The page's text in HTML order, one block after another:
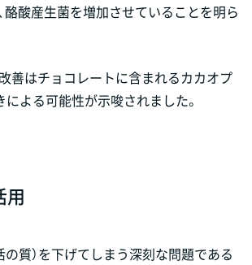
酪酸産生菌を増加させていることを明ら
善はチョコレートに含まれるカカオプ
による可能性が示唆されました。
用
の質）を下げてしまう深刻な問題である